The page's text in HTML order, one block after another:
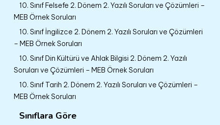
10. Sınıf Felsefe 2. Dönem 2. Yazılı Soruları ve Çözümleri –
MEB Örnek Soruları
10. Sınıf İngilizce 2. Dönem 2. Yazılı Soruları ve Çözümleri
– MEB Örnek Soruları
10. Sınıf Din Kültürü ve Ahlak Bilgisi 2. Dönem 2. Yazılı
Soruları ve Çözümleri – MEB Örnek Soruları
10. Sınıf Tarih 2. Dönem 2. Yazılı Soruları ve Çözümleri –
MEB Örnek Soruları
Sınıflara Göre